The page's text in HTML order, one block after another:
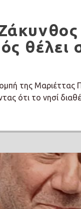
θέλει
της Μαριέττας
ότι το νησί